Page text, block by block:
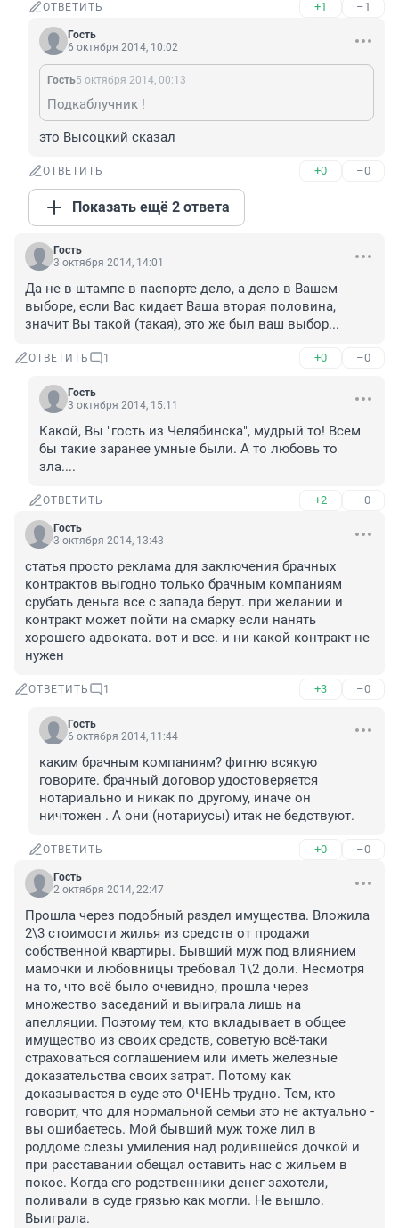
ОТВЕТИТЬ +1 –1
Гость
6 октября 2014, 10:02
Гость5 октября 2014, 00:13
Подкаблучник !
это Высоцкий сказал
ОТВЕТИТЬ +0 –0
Показать ещё 2 ответа
Гость
3 октября 2014, 14:01
Да не в штампе в паспорте дело, а дело в Вашем
выборе, если Вас кидает Ваша вторая половина,
значит Вы такой (такая), это же был ваш выбор...
ОТВЕТИТЬ 1 +0 –0
Гость
3 октября 2014, 15:11
Какой, Вы "гость из Челябинска", мудрый то! Всем
бы такие заранее умные были. А то любовь то
зла....
ОТВЕТИТЬ +2 –0
Гость
3 октября 2014, 13:43
статья просто реклама для заключения брачных
контрактов выгодно только брачным компаниям
срубать деньга все с запада берут. при желании и
контракт может пойти на смарку если нанять
хорошего адвоката. вот и все. и ни какой контракт не
нужен
ОТВЕТИТЬ 1 +3 –0
Гость
6 октября 2014, 11:44
каким брачным компаниям? фигню всякую
говорите. брачный договор удостоверяется
нотариально и никак по другому, иначе он
ничтожен . А они (нотариусы) итак не бедствуют.
ОТВЕТИТЬ +0 –0
Гость
2 октября 2014, 22:47
Прошла через подобный раздел имущества. Вложила
2\3 стоимости жилья из средств от продажи
собственной квартиры. Бывший муж под влиянием
мамочки и любовницы требовал 1\2 доли. Несмотря
на то, что всё было очевидно, прошла через
множество заседаний и выиграла лишь на
апелляции. Поэтому тем, кто вкладывает в общее
имущество из своих средств, советую всё-таки
страховаться соглашением или иметь железные
доказательства своих затрат. Потому как
доказывается в суде это ОЧЕНЬ трудно. Тем, кто
говорит, что для нормальной семьи это не актуально -
вы ошибаетесь. Мой бывший муж тоже лил в
роддоме слезы умиления над родившейся дочкой и
при расставании обещал оставить нас с жильем в
покое. Когда его родственники денег захотели,
поливали в суде грязью как могли. Не вышло.
Выиграла.